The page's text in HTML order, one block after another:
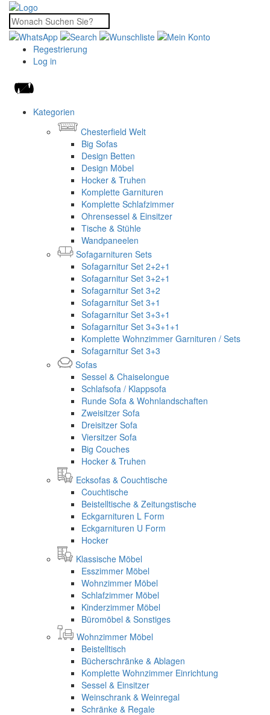
Regestrierung
Log in
Kategorien
Chesterfield Welt
Big Sofas
Design Betten
Design Möbel
Hocker & Truhen
Komplette Garnituren
Komplette Schlafzimmer
Ohrensessel & Einsitzer
Tische & Stühle
Wandpaneelen
Sofagarnituren Sets
Sofagarnitur Set 2+2+1
Sofagarnitur Set 3+2+1
Sofagarnitur Set 3+2
Sofagarnitur Set 3+1
Sofagarnitur Set 3+3+1
Sofagarnitur Set 3+3+1+1
Komplette Wohnzimmer Garnituren / Sets
Sofagarnitur Set 3+3
Sofas
Sessel & Chaiselongue
Schlafsofa / Klappsofa
Runde Sofa & Wohnlandschaften
Zweisitzer Sofa
Dreisitzer Sofa
Viersitzer Sofa
Big Couches
Hocker & Truhen
Ecksofas & Couchtische
Couchtische
Beistelltische & Zeitungstische
Eckgarnituren L Form
Eckgarnituren U Form
Hocker
Klassische Möbel
Esszimmer Möbel
Wohnzimmer Möbel
Schlafzimmer Möbel
Kinderzimmer Möbel
Büromöbel & Sonstiges
Wohnzimmer Möbel
Beistelltisch
Bücherschränke & Ablagen
Komplette Wohnzimmer Einrichtung
Sessel & Einsitzer
Weinschrank & Weinregal
Schränke & Regale